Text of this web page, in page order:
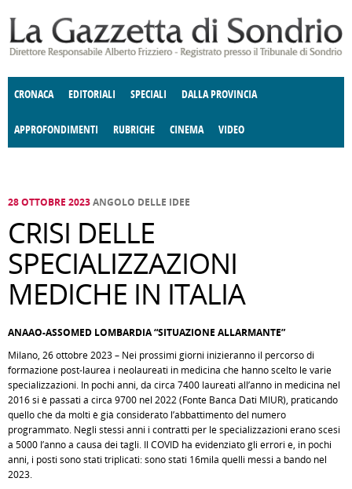
CRONACA EDITORIALI SPECIALI DALLA PROVINCIA
APPROFONDIMENTI
E SPETTACOLI POLITICA
RUBRICHE
DELLE IDEE FATTI DELLO SPIRITO CCCVA
CINEMA VIDEO
28 OTTOBRE 2023ANGOLO DELLE IDEE
CRISI DELLE
SPECIALIZZAZIONI
MEDICHE IN ITALIA
ANAAO-ASSOMED LOMBARDIA “SITUAZIONE ALLARMANTE”
Milano, 26 ottobre 2023 – Nei prossimi giorni inizieranno il percorso di
formazione post-laurea i neolaureati in medicina che hanno scelto le varie
specializzazioni. In pochi anni, da circa 7400 laureati all’anno in medicina nel
2016 si è passati a circa 9700 nel 2022 (Fonte Banca Dati MIUR), praticando
quello che da molti è già considerato l’abbattimento del numero
programmato. Negli stessi anni i contratti per le specializzazioni erano scesi
a 5000 l’anno a causa dei tagli. Il COVID ha evidenziato gli errori e, in pochi
anni, i posti sono stati triplicati: sono stati 16mila quelli messi a bando nel
2023.